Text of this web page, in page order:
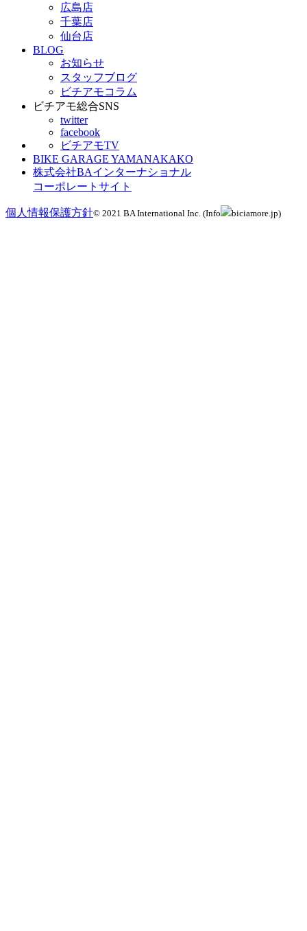
広島店
千葉店
仙台店
BLOG
お知らせ
スタッフブログ
ビチアモコラム
ビチアモ総合SNS
twitter
facebook
ビチアモTV
BIKE GARAGE YAMANAKAKO
株式会社BAインターナショナル
コーポレートサイト
個人情報保護方針© 2021 BA International Inc. (Info biciamore.jp)